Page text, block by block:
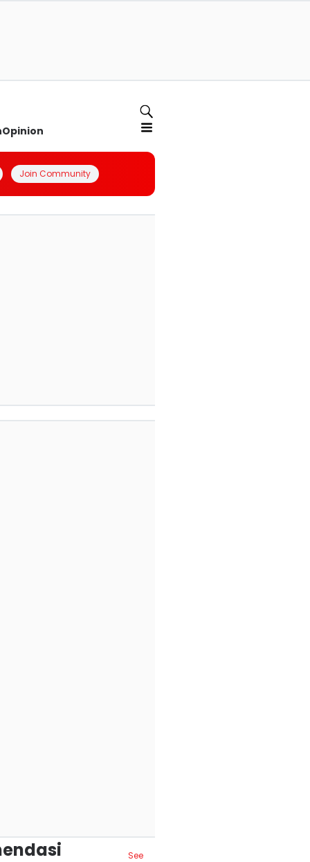
Opinion
Join Community
See